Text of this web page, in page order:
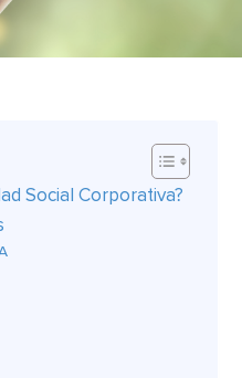
Social Corporativa?